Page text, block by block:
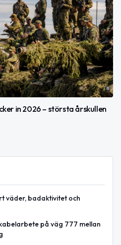
in 2026 – största årskullen
väder, badaktivitet och
på väg 777 mellan